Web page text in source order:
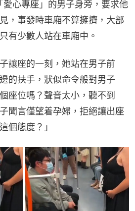
愛心專座」的男子身旁，要求他
，事發時車廂不算擁擠，大部
有少數人站在車廂中。
讓座的一刻，她站在男子前
的扶手，狀似命令般對男子
座位嗎？聲音太小，聽不到
聞言僅望着孕婦，拒絕讓出座
個態度？」